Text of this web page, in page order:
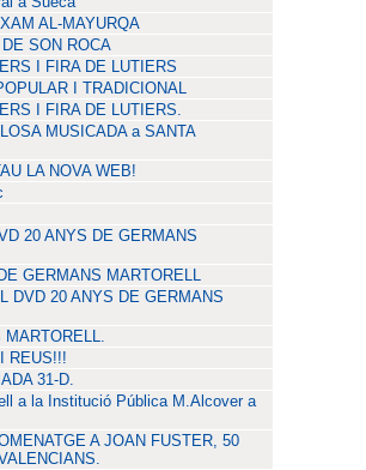
AL-MAYURQA
SON ROCA
I FIRA DE LUTIERS
I TRADICIONAL
I FIRA DE LUTIERS.
MUSICADA a SANTA
LA NOVA WEB!
20 ANYS DE GERMANS
GERMANS MARTORELL
DVD 20 ANYS DE GERMANS
MARTORELL.
REUS!!!
31-D.
a la Institució Pública M.Alcover a
A JOAN FUSTER, 50